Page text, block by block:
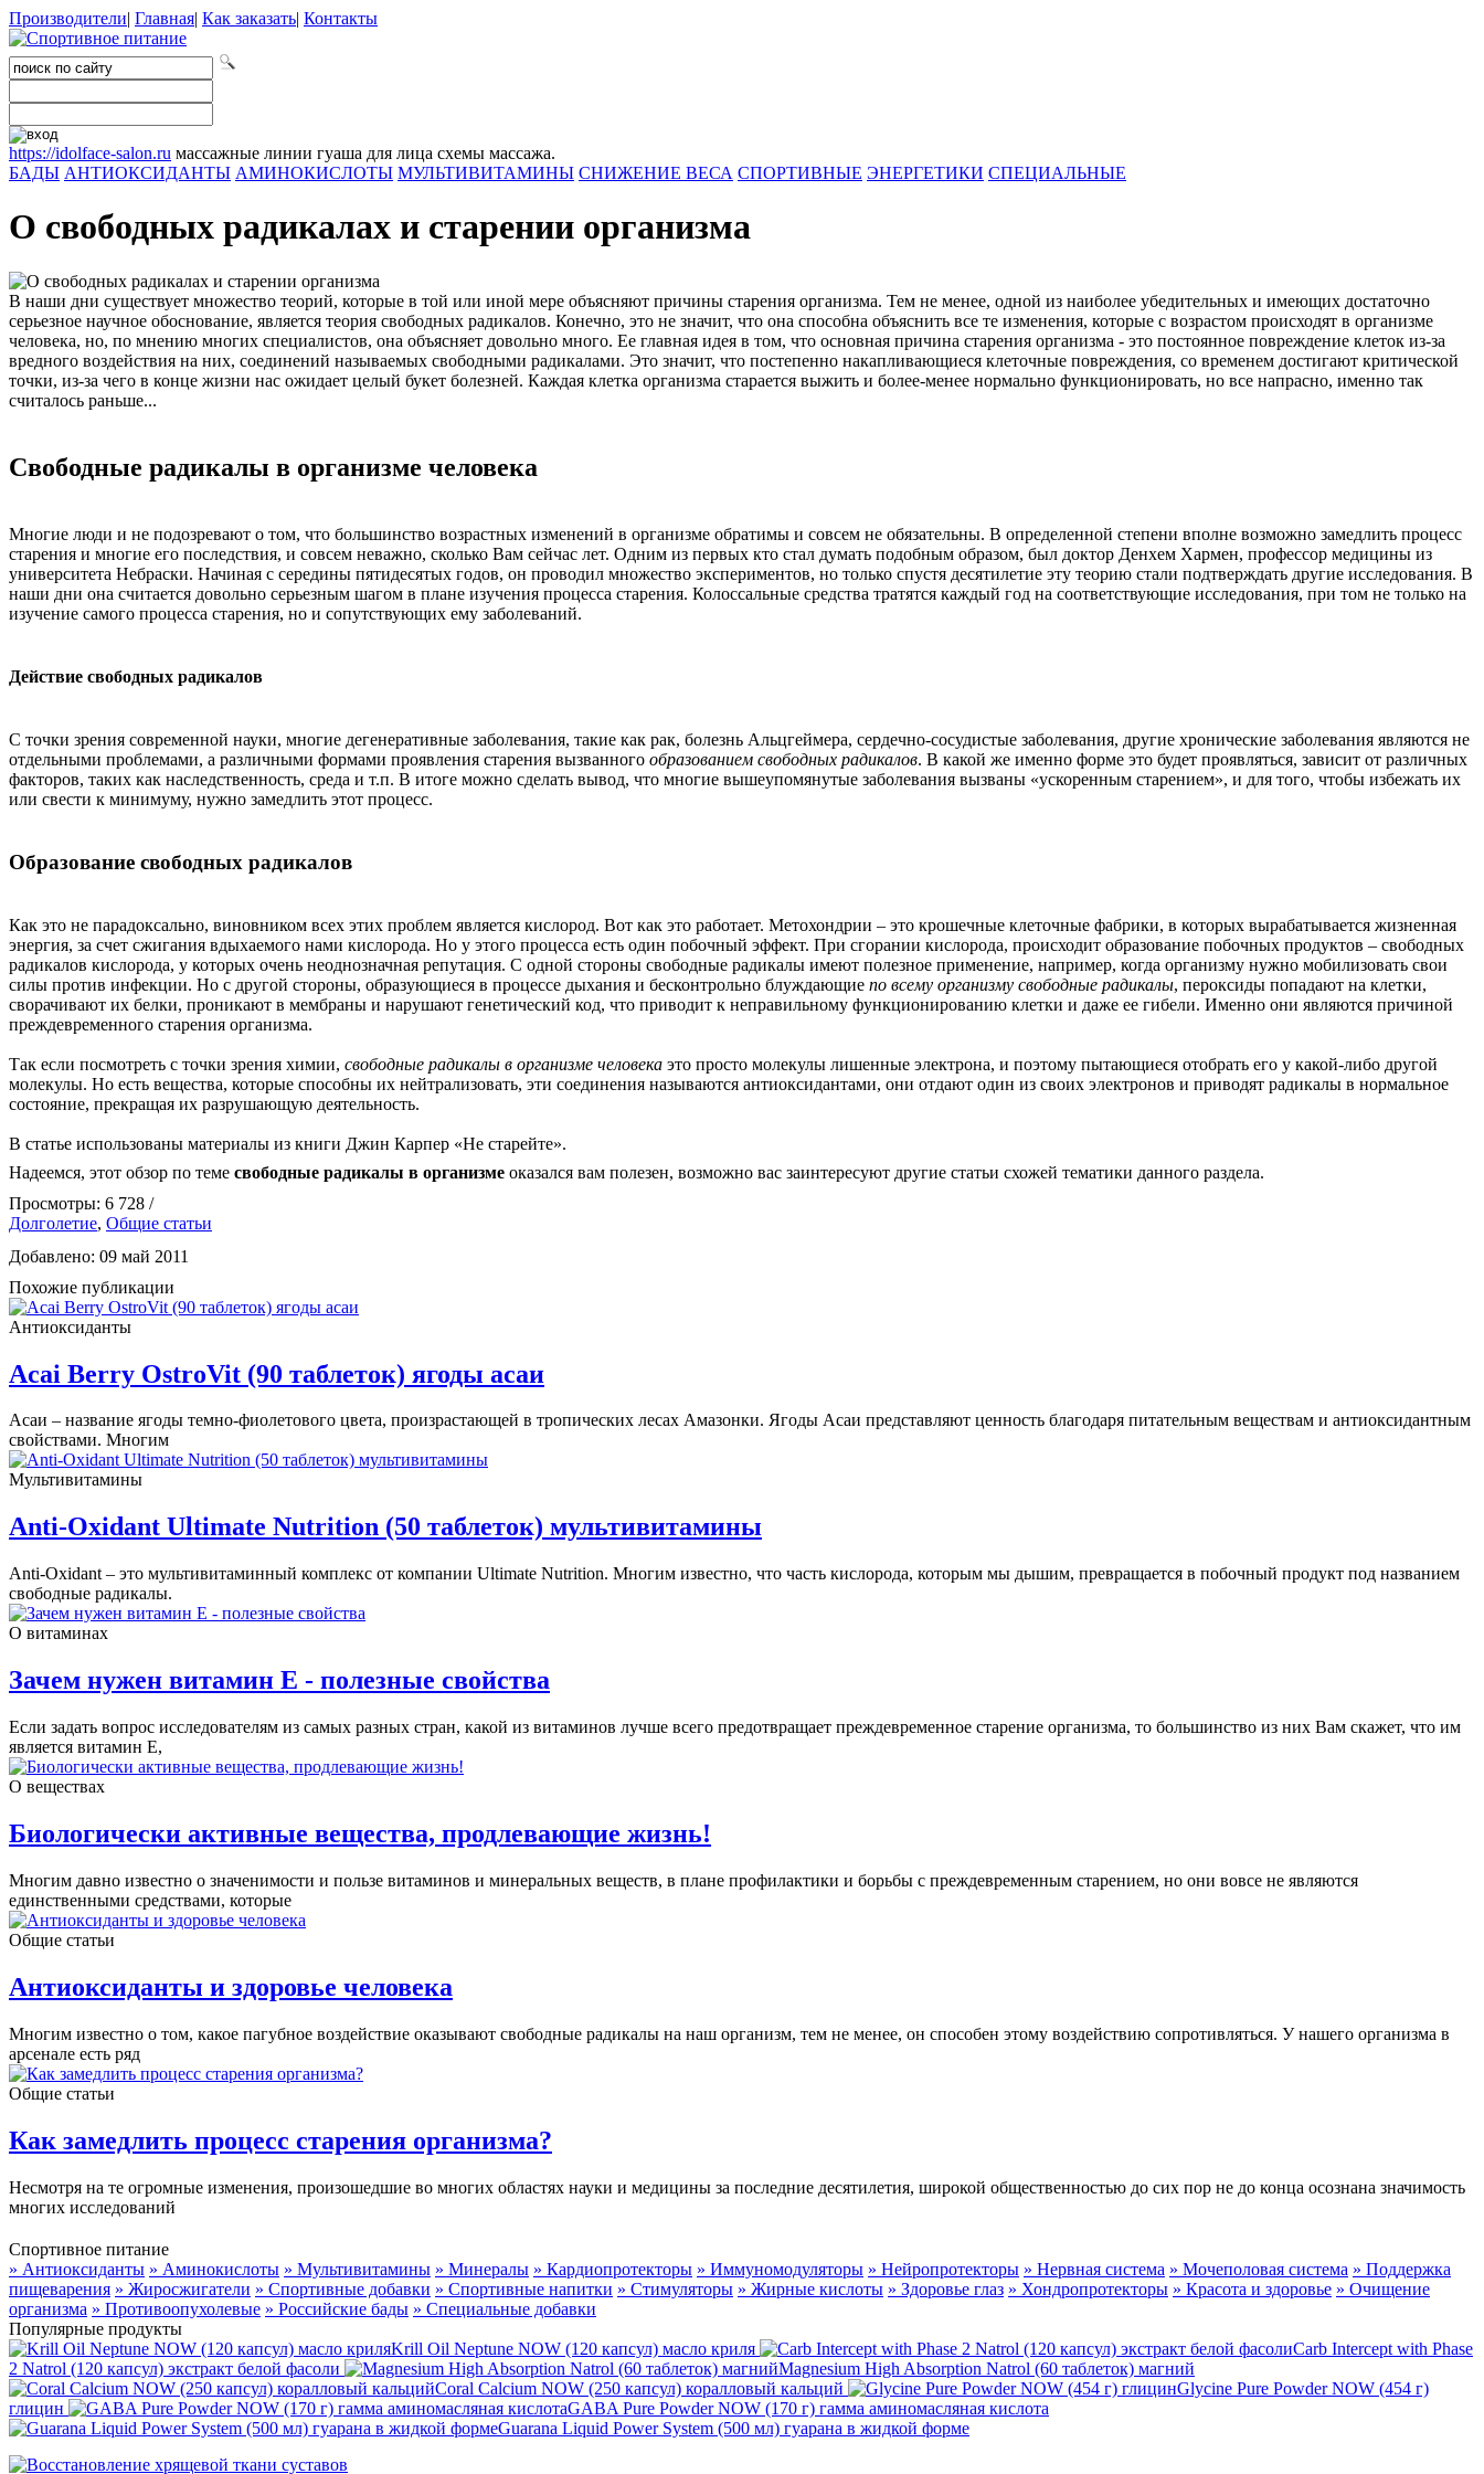
Производители| Главная| Как заказать| Контакты
https://idolface-salon.ru массажные линии гуаша для лица схемы массажа.
БАДЫ АНТИОКСИДАНТЫ АМИНОКИСЛОТЫ МУЛЬТИВИТАМИНЫ СНИЖЕНИЕ ВЕСА СПОРТИВНЫЕ ЭНЕРГЕТИКИ СПЕЦИАЛЬНЫЕ
О свободных радикалах и старении организма
В наши дни существует множество теорий, которые в той или иной мере объясняют причины старения организма. Тем не менее, одной из наиболее убедительных и имеющих достаточно
серьезное научное обоснование, является теория свободных радикалов. Конечно, это не значит, что она способна объяснить все те изменения, которые с возрастом происходят в организме
человека, но, по мнению многих специалистов, она объясняет довольно много. Ее главная идея в том, что основная причина старения организма - это постоянное повреждение клеток из-за
вредного воздействия на них, соединений называемых свободными радикалами. Это значит, что постепенно накапливающиеся клеточные повреждения, со временем достигают критической
точки, из-за чего в конце жизни нас ожидает целый букет болезней. Каждая клетка организма старается выжить и более-менее нормально функционировать, но все напрасно, именно так
считалось раньше...
Свободные радикалы в организме человека
Многие люди и не подозревают о том, что большинство возрастных изменений в организме обратимы и совсем не обязательны. В определенной степени вполне возможно замедлить процесс
старения и многие его последствия, и совсем неважно, сколько Вам сейчас лет. Одним из первых кто стал думать подобным образом, был доктор Денхем Хармен, профессор медицины из
университета Небраски. Начиная с середины пятидесятых годов, он проводил множество экспериментов, но только спустя десятилетие эту теорию стали подтверждать другие исследования. В
наши дни она считается довольно серьезным шагом в плане изучения процесса старения. Колоссальные средства тратятся каждый год на соответствующие исследования, при том не только на
изучение самого процесса старения, но и сопутствующих ему заболеваний.
Действие свободных радикалов
С точки зрения современной науки, многие дегенеративные заболевания, такие как рак, болезнь Альцгеймера, сердечно-сосудистые заболевания, другие хронические заболевания являются не
отдельными проблемами, а различными формами проявления старения вызванного образованием свободных радикалов. В какой же именно форме это будет проявляться, зависит от различных
факторов, таких как наследственность, среда и т.п. В итоге можно сделать вывод, что многие вышеупомянутые заболевания вызваны «ускоренным старением», и для того, чтобы избежать их
или свести к минимуму, нужно замедлить этот процесс.
Образование свободных радикалов
Как это не парадоксально, виновником всех этих проблем является кислород. Вот как это работает. Метохондрии – это крошечные клеточные фабрики, в которых вырабатывается жизненная
энергия, за счет сжигания вдыхаемого нами кислорода. Но у этого процесса есть один побочный эффект. При сгорании кислорода, происходит образование побочных продуктов – свободных
радикалов кислорода, у которых очень неоднозначная репутация. С одной стороны свободные радикалы имеют полезное применение, например, когда организму нужно мобилизовать свои
силы против инфекции. Но с другой стороны, образующиеся в процессе дыхания и бесконтрольно блуждающие по всему организму свободные радикалы, пероксиды попадают на клетки,
сворачивают их белки, проникают в мембраны и нарушают генетический код, что приводит к неправильному функционированию клетки и даже ее гибели. Именно они являются причиной
преждевременного старения организма.
Так если посмотреть с точки зрения химии, свободные радикалы в организме человека это просто молекулы лишенные электрона, и поэтому пытающиеся отобрать его у какой-либо другой
молекулы. Но есть вещества, которые способны их нейтрализовать, эти соединения называются антиоксидантами, они отдают один из своих электронов и приводят радикалы в нормальное
состояние, прекращая их разрушающую деятельность.
В статье использованы материалы из книги Джин Карпер «Не старейте».
Надеемся, этот обзор по теме свободные радикалы в организме оказался вам полезен, возможно вас заинтересуют другие статьи схожей тематики данного раздела.
Просмотры: 6 728 /
Долголетие, Общие статьи
Добавлено: 09 май 2011
Похожие публикации
Антиоксиданты
Acai Berry OstroVit (90 таблеток) ягоды асаи
Асаи – название ягоды темно-фиолетового цвета, произрастающей в тропических лесах Амазонки. Ягоды Асаи представляют ценность благодаря питательным веществам и антиоксидантным
свойствами. Многим
Мультивитамины
Anti-Oxidant Ultimate Nutrition (50 таблеток) мультивитамины
Anti-Oxidant – это мультивитаминный комплекс от компании Ultimate Nutrition. Многим известно, что часть кислорода, которым мы дышим, превращается в побочный продукт под названием
свободные радикалы.
О витаминах
Зачем нужен витамин Е - полезные свойства
Если задать вопрос исследователям из самых разных стран, какой из витаминов лучше всего предотвращает преждевременное старение организма, то большинство из них Вам скажет, что им
является витамин Е,
О веществах
Биологически активные вещества, продлевающие жизнь!
Многим давно известно о значенимости и пользе витаминов и минеральных веществ, в плане профилактики и борьбы с преждевременным старением, но они вовсе не являются
единственными средствами, которые
Общие статьи
Антиоксиданты и здоровье человека
Многим известно о том, какое пагубное воздействие оказывают свободные радикалы на наш организм, тем не менее, он способен этому воздействию сопротивляться. У нашего организма в
арсенале есть ряд
Общие статьи
Как замедлить процесс старения организма?
Несмотря на те огромные изменения, произошедшие во многих областях науки и медицины за последние десятилетия, широкой общественностью до сих пор не до конца осознана значимость
многих исследований
Спортивное питание
» Антиоксиданты » Аминокислоты » Мультивитамины » Минералы » Кардиопротекторы » Иммуномодуляторы » Нейропротекторы » Нервная система » Мочеполовая система » Поддержка
пищеварения » Жиросжигатели » Спортивные добавки » Спортивные напитки » Стимуляторы » Жирные кислоты » Здоровье глаз » Хондропротекторы » Красота и здоровье » Очищение
организма » Противоопухолевые » Российские бады » Специальные добавки
Популярные продукты
Krill Oil Neptune NOW (120 капсул) масло криля
Carb Intercept with Phase
2 Natrol (120 капсул) экстракт белой фасоли
Magnesium High Absorption Natrol (60 таблеток) магний
Coral Calcium NOW (250 капсул) коралловый кальций
Glycine Pure Powder NOW (454 г)
глицин
GABA Pure Powder NOW (170 г) гамма аминомасляная кислота
Guarana Liquid Power System (500 мл) гуарана в жидкой форме